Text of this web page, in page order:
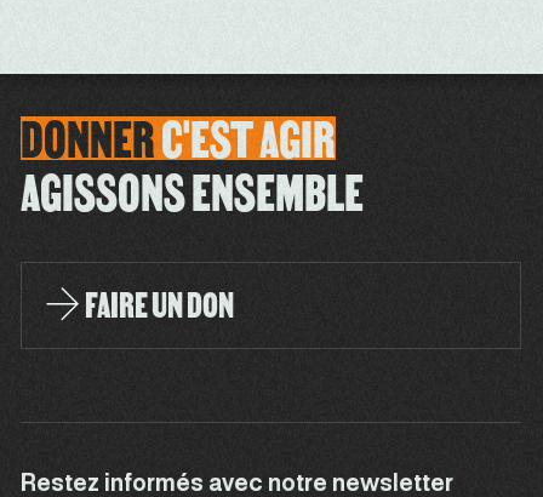
DONNERC'ESTAGIR
AGISSONS ENSEMBLE
FAIRE UN DON
Restez informés avec notre newsletter